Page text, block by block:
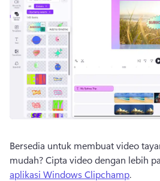
Bersedia untuk membuat video
mudah? Cipta video dengan lebih
aplikasi Windows Clipchamp.